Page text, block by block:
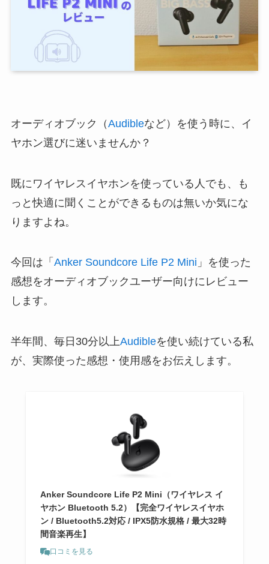
オーディオブック（Audibleなど）を使う時に、イ
ヤホン選びに迷いませんか？
既にワイヤレスイヤホンを使っている人でも、も
っと快適に聞くことができるものは無いか気にな
りますよね。
今回は「 Anker Soundcore Life P2 Mini 」を使った
感想をオーディオブックユーザー向けにレビュー
します。
半年間、毎日30分以上Audibleを使い続けている私
が、実際使った感想・使用感をお伝えします。
Anker Soundcore Life P2 Mini（ワイヤレス イ
ヤホン Bluetooth 5.2）【完全ワイヤレスイヤホ
ン / Bluetooth5.2対応 / IPX5防水規格 / 最大32時
間音楽再生】
口コミを見る